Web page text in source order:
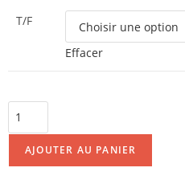
T/F
Effacer
AJOUTER AU PANIER